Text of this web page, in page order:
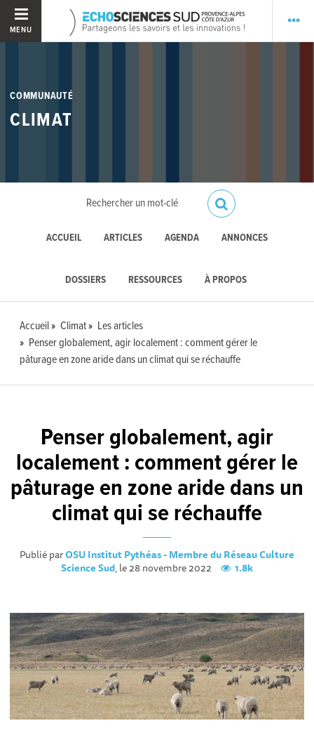
MENU
COMMUNAUTÉ
CLIMAT
ACCUEIL ARTICLES AGENDA ANNONCES
DOSSIERS RESSOURCES À PROPOS
Accueil Climat
Les articles
Penser globalement, agir localement : comment gérer le
pâturage en zone aride dans un climat qui se réchauffe
Penser globalement, agir
localement : comment gérer le
pâturage en zone aride dans un
climat qui se réchauffe
Publié parOSU Institut Pythéas - Membre du Réseau Culture
Science Sud, le 28 novembre 2022 1.8k